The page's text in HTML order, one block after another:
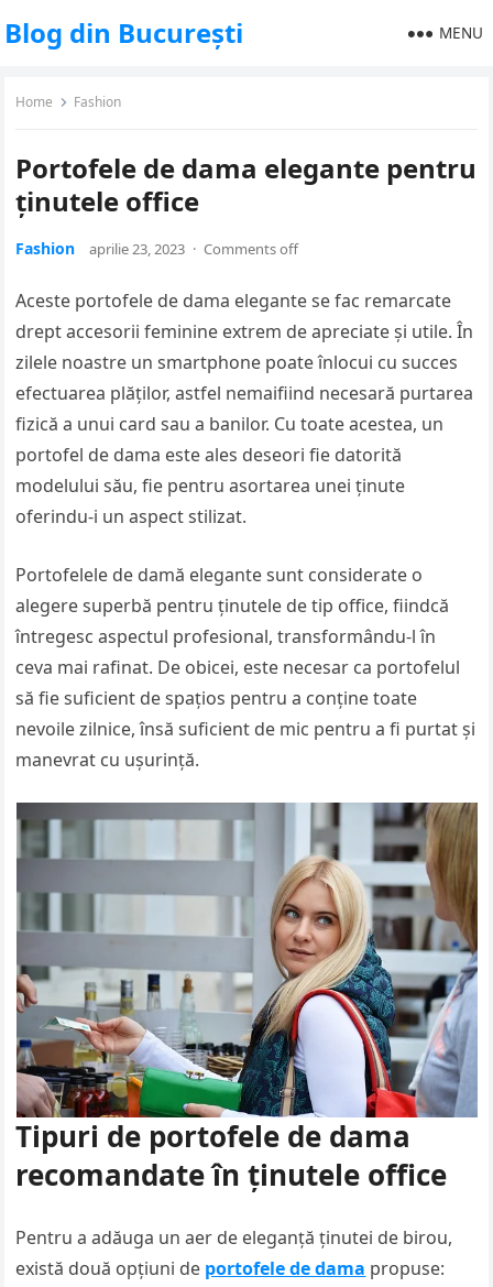
Blog din București MENU
Home Fashion
Portofele de dama elegante pentru
ținutele office
Fashion aprilie 23, 2023 · Comments off
Aceste portofele de dama elegante se fac remarcate
drept accesorii feminine extrem de apreciate și utile. În
zilele noastre un smartphone poate înlocui cu succes
efectuarea plăților, astfel nemaifiind necesară purtarea
fizică a unui card sau a banilor. Cu toate acestea, un
portofel de dama este ales deseori fie datorită
modelului său, fie pentru asortarea unei ținute
oferindu-i un aspect stilizat.
Portofelele de damă elegante sunt considerate o
alegere superbă pentru ținutele de tip office, fiindcă
întregesc aspectul profesional, transformându-l în
ceva mai rafinat. De obicei, este necesar ca portofelul
să fie suficient de spațios pentru a conține toate
nevoile zilnice, însă suficient de mic pentru a fi purtat și
manevrat cu ușurință.
Tipuri de portofele de dama
recomandate în ținutele office
Pentru a adăuga un aer de eleganță ținutei de birou,
există două opțiuni de portofele de dama propuse: